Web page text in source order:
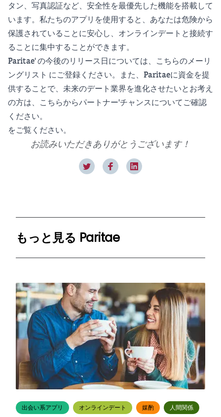
タン、写真認証など、安全性を最優先した機能を搭載して
います。私たちのアプリを使用すると、あなたは危険から
保護されていることに安心し、オンラインデートと接続す
ることに集中することができます。
Paritae' の今後のリリース日については、こちらのメーリ
ングリスト にご登録ください。また、Paritaeに資金を提
供することで、未来のデート業界を進化させたいとお考え
の方は、こちらからパートナー'チャンスについてご確認
ください。
をご覧ください。
お読みいただきありがとうございます！
もっと見る Paritae
出会い系アプリ オンラインデート 媒酌
人間関係